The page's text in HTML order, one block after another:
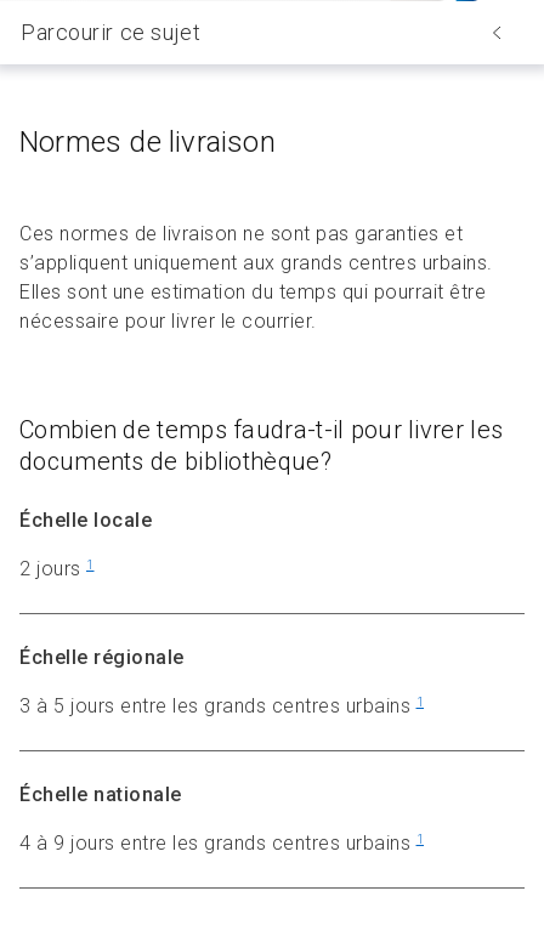
Parcourir ce sujet
Normes de livraison
Ces normes de livraison ne sont pas garanties et
s’appliquent uniquement aux grands centres urbains.
Elles sont une estimation du temps qui pourrait être
nécessaire pour livrer le courrier.
Combien de temps faudra-t-il pour livrer les
documents de bibliothèque?
Échelle locale
2 jours 1
Échelle régionale
3 à 5 jours entre les grands centres urbains1
Échelle nationale
4 à 9 jours entre les grands centres urbains1